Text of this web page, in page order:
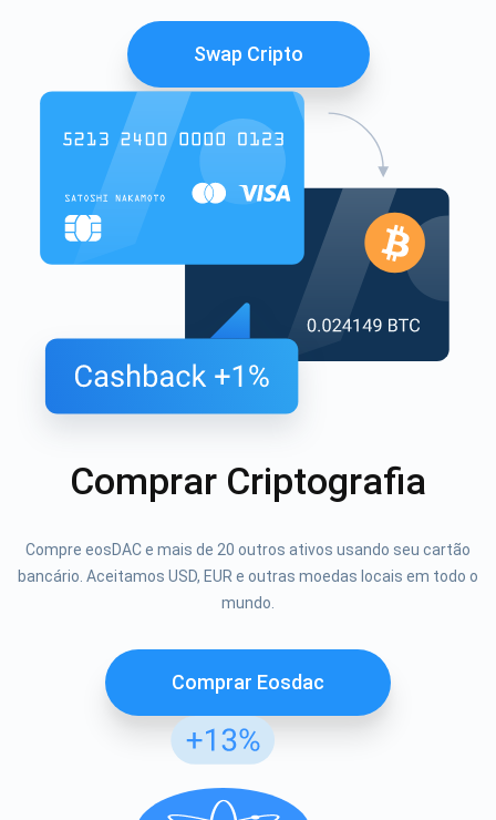
Swap Cripto
Comprar Criptografia
Compre eosDAC e mais de 20 outros ativos usando seu cartão
bancário. Aceitamos USD, EUR e outras moedas locais em todo o
mundo.
Comprar Eosdac